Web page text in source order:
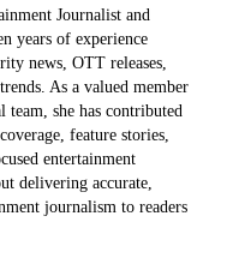
Journalist and
years of experience
news, OTT releases,
As a valued member
she has contributed
feature stories,
entertainment
delivering accurate,
journalism to readers